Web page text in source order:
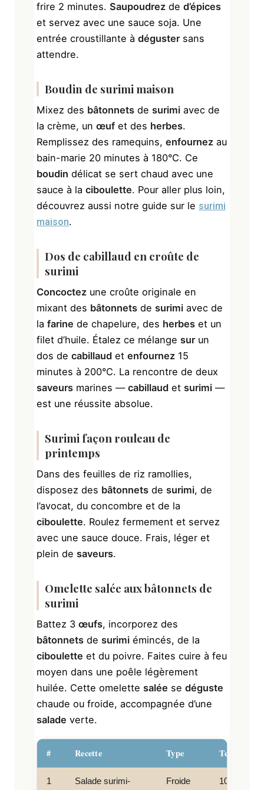
frire 2 minutes. Saupoudrez de d’épices
et servez avec une sauce soja. Une
entrée croustillante à dégustersans
attendre.
Boudin de surimi maison
Mixez des bâtonnets de surimi avec de
la crème, un œuf et des herbes.
Remplissez des ramequins, enfournez au
bain-marie 20 minutes à 180°C. Ce
boudin délicat se sert chaud avec une
sauce à la ciboulette. Pour aller plus loin,
découvrez aussi notre guide sur le surimi
maison.
Dos de cabillaud en croûte de
surimi
Concoctez une croûte originale en
mixant des bâtonnets de surimi avec de
la farine de chapelure, des herbes et un
filet d’huile. Étalez ce mélange surun
dos de cabillaud et enfournez 15
minutes à 200°C. La rencontre de deux
saveurs marines — cabillaud et surimi —
est une réussite absolue.
Surimi façon rouleau de
printemps
Dans des feuilles de riz ramollies,
disposez des bâtonnets de surimi, de
l’avocat, du concombre et de la
ciboulette. Roulez fermement et servez
avec une sauce douce. Frais, léger et
plein de saveurs.
Omelette salée auxbâtonnets de
surimi
Battez 3 œufs, incorporez des
bâtonnets de surimi émincés, de la
ciboulette et du poivre. Faites cuire à feu
moyen dans une poêle légèrement
huilée. Cette omelette salée se déguste
chaude ou froide, accompagnée d’une
salade verte.
# Recette Type Temps
1
Salade surimi-
Froide
10